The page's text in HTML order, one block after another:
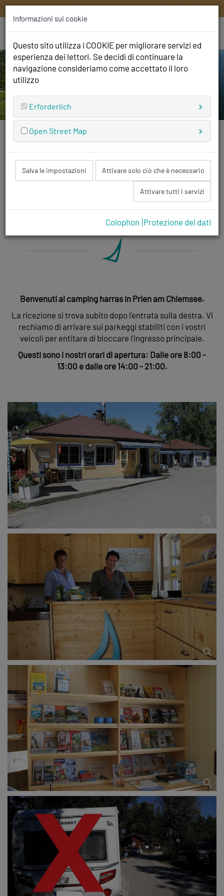
HOME CONTATTATECI DE EN IT FR
e non vediamo l'ora di darvi il benvenuto!
Ricezione
Benvenuti al camping harras in Prien am Chiemsee.
La ricezione si trova subito dopo l'entrata sulla destra. Vi
rechiamo di arrivare sui parkeggi stabiliti con i vostri
veicoli per entitare di bloccare l'ingresso principale.
Questi sono i nostri orari di apertura: Dalle ore 8:00 -
13:00 e dalle ore 14:00 - 21:00.
Informazioni sui cookie
Questo sito utilizza i COOKIE per migliorare servizi ed
esperienza dei lettori. Se decidi di continuare la
navigazione consideriamo come accettato il loro
utilizzo
Erforderlich
Open Street Map
Salva le impostazioni Attivare solo ciò che è necessario
Attivare tutti i servizi
Colophon Protezione dei dati